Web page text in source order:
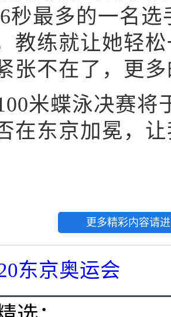
秒最多的一名
教练就让她轻
张不在了，更
蝶泳决赛将
在东京加冕，
更多精彩内容请
东京奥运会